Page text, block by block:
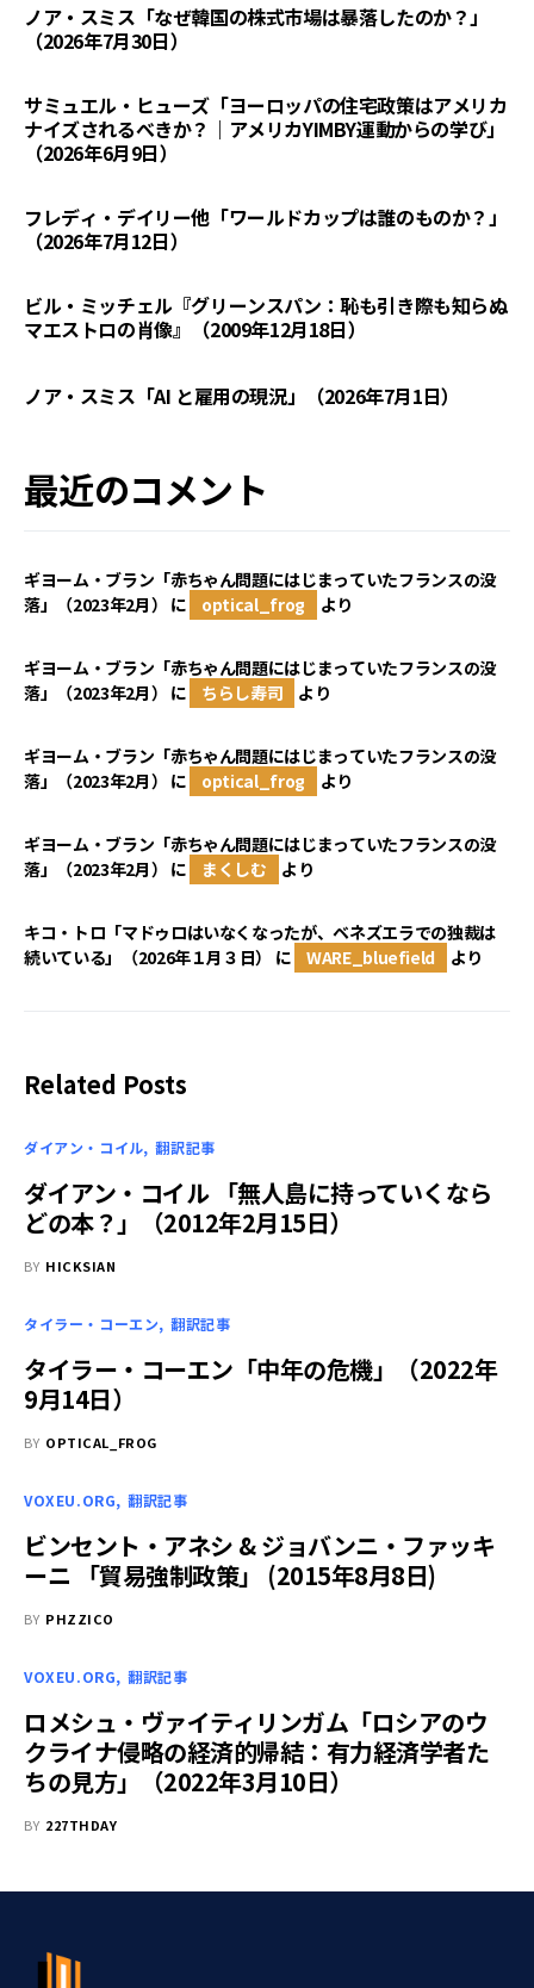
ノア・スミス「なぜ韓国の株式市場は暴落したのか？」
（2026年7月30日）
サミュエル・ヒューズ「ヨーロッパの住宅政策はアメリカ
ナイズされるべきか？｜アメリカYIMBY運動からの学び」
（2026年6月9日）
フレディ・デイリー他「ワールドカップは誰のものか？」
（2026年7月12日）
ビル・ミッチェル『グリーンスパン：恥も引き際も知らぬ
マエストロの肖像』（2009年12月18日）
ノア・スミス「AI と雇用の現況」（2026年7月1日）
最近のコメント
ギヨーム・ブラン「赤ちゃん問題にはじまっていたフランスの没
落」（2023年2月） に optical_frog より
ギヨーム・ブラン「赤ちゃん問題にはじまっていたフランスの没
落」（2023年2月） に ちらし寿司 より
ギヨーム・ブラン「赤ちゃん問題にはじまっていたフランスの没
落」（2023年2月） に optical_frog より
ギヨーム・ブラン「赤ちゃん問題にはじまっていたフランスの没
落」（2023年2月） に まくしむ より
キコ・トロ「マドゥロはいなくなったが、ベネズエラでの独裁は
続いている」（2026年１月３日）
に WARE_bluefield より
Related Posts
ダイアン・コイル 翻訳記事
ダイアン・コイル 「無人島に持っていくなら
どの本？」（2012年2月15日）
BY HICKSIAN
タイラー・コーエン 翻訳記事
タイラー・コーエン「中年の危機」（2022年
9月14日）
BY OPTICAL_FROG
VOXEU.ORG 翻訳記事
ビンセント・アネシ & ジョバンニ・ファッキ
ーニ 「貿易強制政策」 (2015年8月8日)
BY PHZZICO
VOXEU.ORG 翻訳記事
ロメシュ・ヴァイティリンガム「ロシアのウ
クライナ侵略の経済的帰結：有力経済学者た
ちの見方」（2022年3月10日）
BY 227THDAY